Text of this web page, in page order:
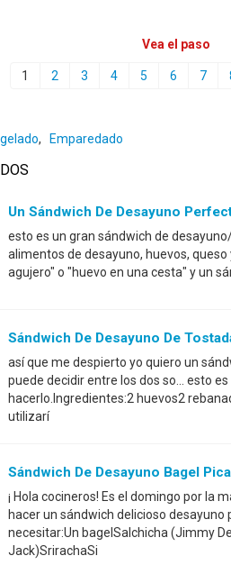
Vea el paso
1 2 3 4 5 6 7
, Emparedado
Un Sándwich De Desayuno
esto es un gran sándwich de
alimentos de desayuno, huevos, queso
agujero" o "huevo en una cesta" y un
Sándwich De Desayuno De
así que me despierto yo quiero un
puede decidir entre los dos so... esto
hacerlo.Ingredientes:2 huevos2
utilizarí
Sándwich De Desayuno Bagel
¡ Hola cocineros! Es el domingo por la
hacer un sándwich delicioso
necesitar:Un bagelSalchicha (Jimmy
Jack)SrirachaSi